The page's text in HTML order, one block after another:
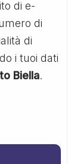
di e-
di
di
i tuoi dati
Biella.